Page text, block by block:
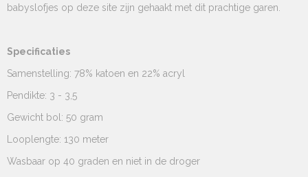
babyslofjes op deze site zijn gehaakt met dit prachtige garen.
Specificaties
Samenstelling: 78% katoen en 22% acryl
Pendikte: 3 - 3,5
Gewicht bol: 50 gram
Looplengte: 130 meter
Wasbaar op 40 graden en niet in de droger